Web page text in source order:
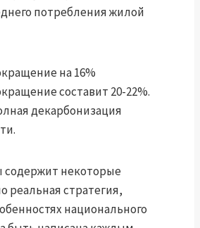
потребления жилой
на 16%
составит 20-22%.
декарбонизация
содержит некоторые
реальная стратегия,
национального